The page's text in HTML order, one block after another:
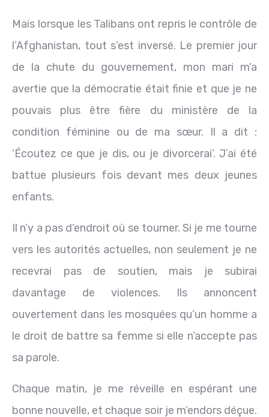
Mais lorsque les Talibans ont repris le contrôle de
l’Afghanistan, tout s’est inversé. Le premier jour
de la chute du gouvernement, mon mari m’a
avertie que la démocratie était finie et que je ne
pouvais plus être fière du ministère de la
condition féminine ou de ma sœur. Il a dit :
‘Écoutez ce que je dis, ou je divorcerai’. J’ai été
battue plusieurs fois devant mes deux jeunes
enfants.
Il n’y a pas d’endroit où se tourner. Si je me tourne
vers les autorités actuelles, non seulement je ne
recevrai pas de soutien, mais je subirai
davantage de violences. Ils annoncent
ouvertement dans les mosquées qu’un homme a
le droit de battre sa femme si elle n’accepte pas
sa parole.
Chaque matin, je me réveille en espérant une
bonne nouvelle, et chaque soir je m’endors déçue.